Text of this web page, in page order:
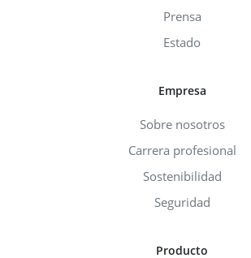
Prensa
Estado
Empresa
Sobre nosotros
Carrera profesional
Sostenibilidad
Seguridad
Producto